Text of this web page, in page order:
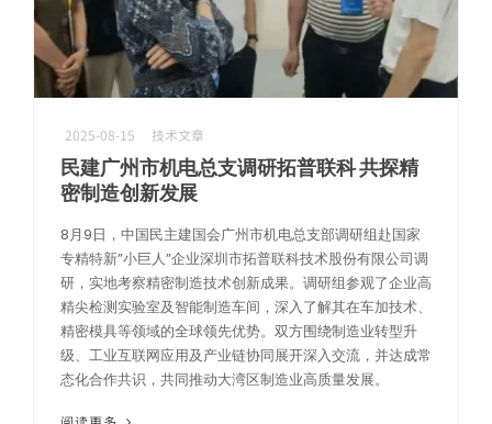
AI服务器高速互连解方案
攻克高速背板瓶颈，赋能AI集群，实现超低延迟与海量数据的高效传导
2025-08-15 技术文章
民建广州市机电总支调研拓普联科 共探精
密制造创新发展
8月9日，中国民主建国会广州市机电总支部调研组赴国家
专精特新”小巨人”企业深圳市拓普联科技术股份有限公司调
研，实地考察精密制造技术创新成果。调研组参观了企业高
精尖检测实验室及智能制造车间，深入了解其在车加技术、
精密模具等领域的全球领先优势。双方围绕制造业转型升
级、工业互联网应用及产业链协同展开深入交流，并达成常
态化合作共识，共同推动大湾区制造业高质量发展。